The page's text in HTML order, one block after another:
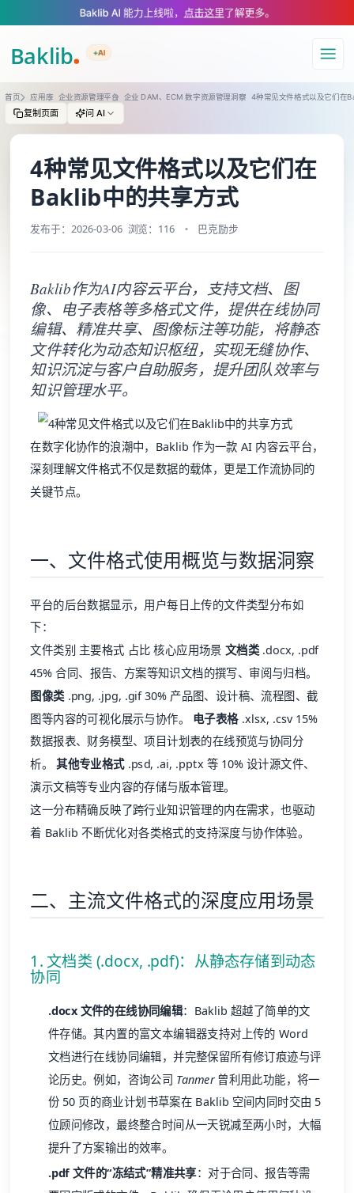
A Markdown version of this page is available at https://
Baklib AI 能力上线啦， 点击这里了解更多。
+AI
导航
首页 应用库 企业资源管理平台 企业 DAM、ECM 数字资源管理洞察 4种常见文件格式以及它们在
复制页面 问 AI
4种常见文件格式以及它们在
Baklib中的共享方式
发布于：2026-03-06 浏览：116 巴克励步
Baklib作为AI内容云平台，支持文档、图
像、电子表格等多格式文件，提供在线协同
编辑、精准共享、图像标注等功能，将静态
文件转化为动态知识枢纽，实现无缝协作、
知识沉淀与客户自助服务，提升团队效率与
知识管理水平。
在数字化协作的浪潮中，Baklib 作为一款 AI 内容云平台，
深刻理解文件格式不仅是数据的载体，更是工作流协同的
关键节点。
一、文件格式使用概览与数据洞察
平台的后台数据显示，用户每日上传的文件类型分布如
下：
文件类别 主要格式 占比 核心应用场景 文档类 .docx, .pdf
45% 合同、报告、方案等知识文档的撰写、审阅与归档。
图像类 .png, .jpg, .gif 30% 产品图、设计稿、流程图、截
图等内容的可视化展示与协作。 电子表格.xlsx, .csv 15%
数据报表、财务模型、项目计划表的在线预览与协同分
析。其他专业格式.psd, .ai, .pptx 等 10% 设计源文件、
演示文稿等专业内容的存储与版本管理。
这一分布精确反映了跨行业知识管理的内在需求，也驱动
着 Baklib 不断优化对各类格式的支持深度与协作体验。
二、主流文件格式的深度应用场景
1. 文档类 (.docx, .pdf)：从静态存储到动态
协同
.docx 文件的在线协同编辑：Baklib 超越了简单的文
件存储。其内置的富文本编辑器支持对上传的 Word
文档进行在线协同编辑，并完整保留所有修订痕迹与评
论历史。例如，咨询公司 Tanmer曾利用此功能，将一
份 50 页的商业计划书草案在 Baklib 空间内同时交由 5
位顾问修改，最终整合时间从一天锐减至两小时，大幅
提升了方案输出的效率。
.pdf 文件的“冻结式”精准共享：对于合同、报告等需